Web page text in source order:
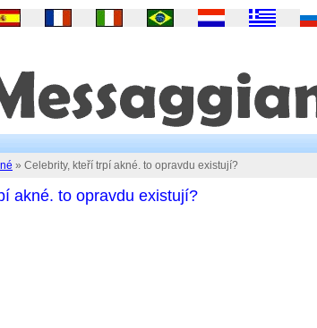
» Celebrity, kteří trpí akné. to opravdu existují?
akné. to opravdu existují?